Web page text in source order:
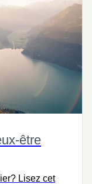
être
Lisez cet